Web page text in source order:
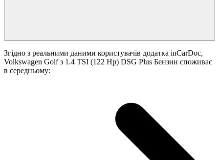
Згідно з реальними даними користувачів додатка inCarDoc,
Volkswagen Golf з 1.4 TSI (122 Hp) DSG Plus Бензин споживає
в середньому: